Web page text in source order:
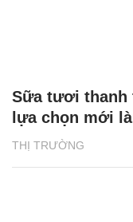
THỊ TRƯỜNG
Sữa tươi thanh
lựa chọn mới